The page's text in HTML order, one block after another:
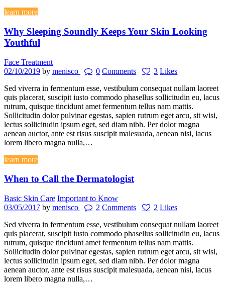
learn more
Why Sleeping Soundly Keeps Your Skin Looking
Youthful
Face Treatment
02/10/2019 by menisco 0 Comments 3 Likes
Sed viverra in fermentum esse, vestibulum consequat nullam laoreet
quis placerat, suscipit iusto commodo phasellus sollicitudin eu, lacus
rutrum, quisque tincidunt amet fermentum tellus nam mattis.
Sollicitudin dolor pulvinar egestas, sapien rutrum eget arcu, sit wisi,
lectus sollicitudin ipsum eget, sed diam nibh. Per dolor magna
aenean auctor, ante est risus suscipit malesuada, aenean nisi, lacus
lorem libero magna nulla,…
learn more
When to Call the Dermatologist
Basic Skin Care Important to Know
03/05/2017 by menisco 2 Comments 2 Likes
Sed viverra in fermentum esse, vestibulum consequat nullam laoreet
quis placerat, suscipit iusto commodo phasellus sollicitudin eu, lacus
rutrum, quisque tincidunt amet fermentum tellus nam mattis.
Sollicitudin dolor pulvinar egestas, sapien rutrum eget arcu, sit wisi,
lectus sollicitudin ipsum eget, sed diam nibh. Per dolor magna
aenean auctor, ante est risus suscipit malesuada, aenean nisi, lacus
lorem libero magna nulla,…